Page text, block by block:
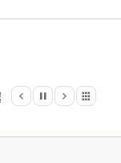
리위원회
이전
정지
다음 관련기관 전체보기